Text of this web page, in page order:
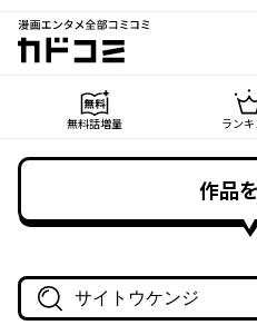
漫画エンタメ全部コミコミ
カドコミ
無料話増量 ラン
作品
作品名・作家名で探す